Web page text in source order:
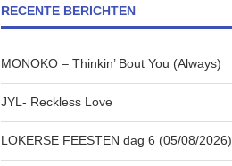
RECENTE BERICHTEN
MONOKO – Thinkin’ Bout You (Always)
JYL- Reckless Love
LOKERSE FEESTEN dag 6 (05/08/2026)